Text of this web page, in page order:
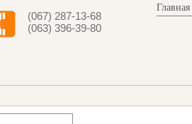
Главная
(067) 287-13-68
(063) 396-39-80